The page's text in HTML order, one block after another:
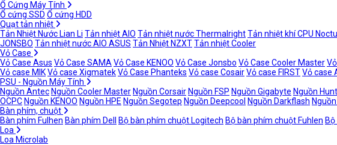
Ổ Cứng Máy Tính
Ổ cứng SSD Ổ cứng HDD
Quạt tản nhiệt
Tản Nhiệt Nước Lian Li Tản nhiệt AIO Tản nhiệt nước ThermalrightTản nhiệt khí CPU
JONSBO Tản nhiệt nước AIO ASUS Tản Nhiệt NZXTTản nhiệt Cooler
Vỏ Case
Vỏ Case Asus Vỏ Case SAMA Vỏ Case KENOO Vỏ Case Jonsbo Vỏ Case Cooler Master
Vỏ case MIKVỏ case XigmatekVỏ Case Phanteks Vỏ case CosairVỏ case FIRSTVỏ case
PSU - Nguồn Máy Tính
Nguồn Antec Nguồn Cooler Master Nguồn Corsair Nguồn FSP Nguồn Gigabyte Nguồn
OCPC Nguồn KENOO Nguồn HPE Nguồn Segotep Nguồn Deepcool Nguồn Darkflash
Bàn phím, chuột
Bàn phím Fulhen Bàn phím Dell Bộ bàn phím chuột Logitech Bộ bàn phím chuột Fuhlen
Loa
Loa Microlab